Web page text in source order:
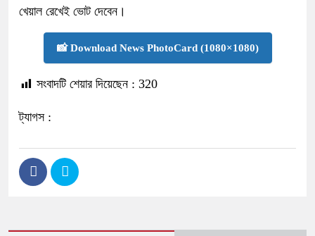
খেয়াল রেখেই ভোট দেবেন।
📸 Download News PhotoCard (1080×1080)
সংবাদটি শেয়ার দিয়েছেন : 320
ট্যাগস :